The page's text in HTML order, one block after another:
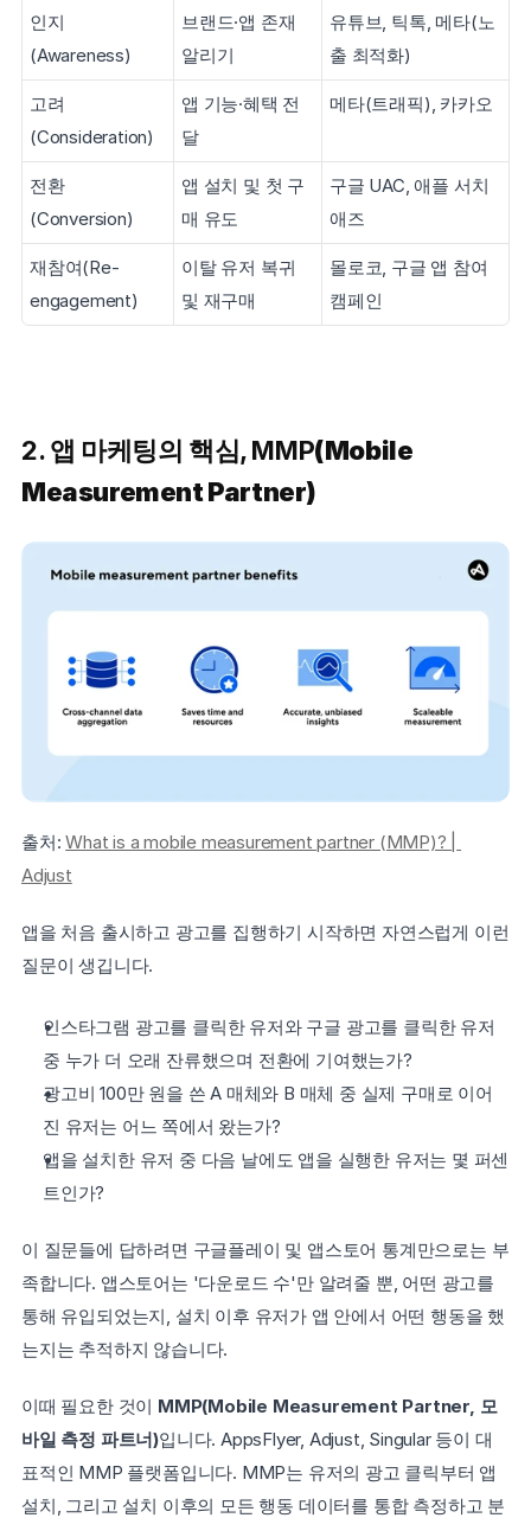
인지
(Awareness)
브랜드·앱 존재
알리기
유튜브, 틱톡, 메타(노
출 최적화)
고려
(Consideration)
앱 기능·혜택 전
달
메타(트래픽), 카카오
전환
(Conversion)
앱 설치 및 첫 구
매 유도
구글 UAC, 애플 서치
애즈
재참여(Re-
engagement)
이탈 유저 복귀
및 재구매
몰로코, 구글 앱 참여
캠페인
2. 앱 마케팅의 핵심, MMP(Mobile
Measurement Partner)
출처: What is a mobile measurement partner (MMP)? |
Adjust
앱을 처음 출시하고 광고를 집행하기 시작하면 자연스럽게 이런
질문이 생깁니다.
인스타그램 광고를 클릭한 유저와 구글 광고를 클릭한 유저
중 누가 더 오래 잔류했으며 전환에 기여했는가?
광고비 100만 원을 쓴 A 매체와 B 매체 중 실제 구매로 이어
진 유저는 어느 쪽에서 왔는가?
앱을 설치한 유저 중 다음 날에도 앱을 실행한 유저는 몇 퍼센
트인가?
이 질문들에 답하려면 구글플레이 및 앱스토어 통계만으로는 부
족합니다. 앱스토어는 '다운로드 수'만 알려줄 뿐, 어떤 광고를
통해 유입되었는지, 설치 이후 유저가 앱 안에서 어떤 행동을 했
는지는 추적하지 않습니다.
이때 필요한 것이 MMP(Mobile Measurement Partner, 모
바일 측정 파트너)입니다. AppsFlyer, Adjust, Singular 등이 대
표적인 MMP 플랫폼입니다. MMP는 유저의 광고 클릭부터 앱
설치, 그리고 설치 이후의 모든 행동 데이터를 통합 측정하고 분